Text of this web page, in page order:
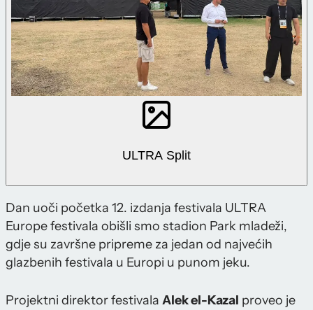
ULTRA Split
Dan uoči početka 12. izdanja festivala ULTRA
Europe festivala obišli smo stadion Park mladeži,
gdje su završne pripreme za jedan od najvećih
glazbenih festivala u Europi u punom jeku.
Projektni direktor festivala Alek el-Kazal proveo je